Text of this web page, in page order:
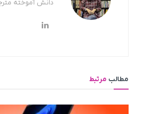
دانش آموخته
مطالب مرتبط